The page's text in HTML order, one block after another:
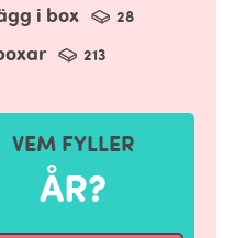
i box 28
213
VEM FYLLER
ÅR?